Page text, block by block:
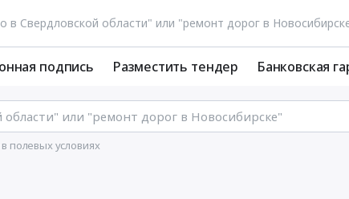
подпись Разместить тендер Банковская
полевых условиях